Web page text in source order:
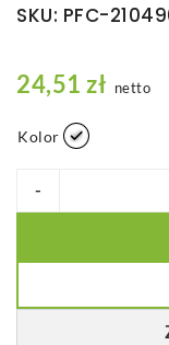
SKU: PFC-
24,51 zł netto
Kolor
-
Brite-